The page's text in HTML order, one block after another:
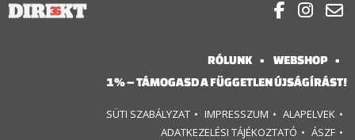
  
RÓLUNK
WEBSHOP
1% – TÁMOGASD A FÜGGETLEN ÚJSÁGÍRÁST!
SÜTI SZABÁLYZAT IMPRESSZUM
ALAPELVEK
ADATKEZELÉSI TÁJÉKOZTATÓ
ÁSZF